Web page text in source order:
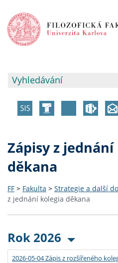
Zápisy z
děkana
FF > Fakulta > Strategie a další
z jednání kolegia děkana
Rok 2026
2026-05-04 Zápis z rozšířeného